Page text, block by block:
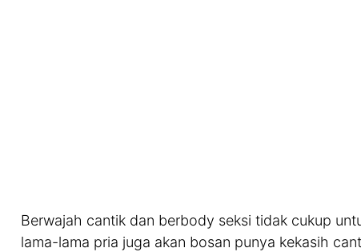
Berwajah cantik dan berbody seksi tidak cukup
lama-lama pria juga akan bosan punya kekasih